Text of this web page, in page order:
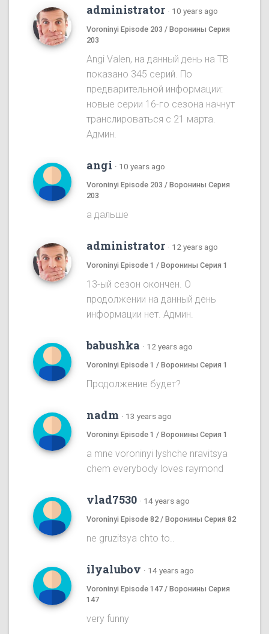
administrator · 10 years ago
Voroninyi Episode 203 / Воронины Серия
203
Angi Valen, на данный день на ТВ
показано 345 серий. По
предварительной информации:
новые серии 16-го сезона начнут
транслироваться с 21 марта.
Админ.
angi · 10 years ago
Voroninyi Episode 203 / Воронины Серия
203
а дальше
administrator · 12 years ago
Voroninyi Episode 1 / Воронины Серия 1
13-ый сезон окончен. О
продолжении на данный день
информации нет. Админ.
babushka · 12 years ago
Voroninyi Episode 1 / Воронины Серия 1
Продолжение будет?
nadm · 13 years ago
Voroninyi Episode 1 / Воронины Серия 1
a mne voroninyi lyshche nravitsya
chem everybody loves raymond
vlad7530 · 14 years ago
Voroninyi Episode 82 / Воронины Серия 82
ne gruzitsya chto to..
ilyalubov · 14 years ago
Voroninyi Episode 147 / Воронины Серия
147
very funny